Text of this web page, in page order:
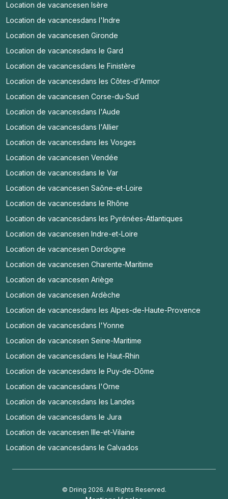
Location de vacancesen Isère
Location de vacancesdans l'Indre
Location de vacancesen Gironde
Location de vacancesdans le Gard
Location de vacancesdans le Finistère
Location de vacancesdans les Côtes-d'Armor
Location de vacancesen Corse-du-Sud
Location de vacancesdans l'Aude
Location de vacancesdans l'Allier
Location de vacancesdans les Vosges
Location de vacancesen Vendée
Location de vacancesdans le Var
Location de vacancesen Saône-et-Loire
Location de vacancesdans le Rhône
Location de vacancesdans les Pyrénées-Atlantiques
Location de vacancesen Indre-et-Loire
Location de vacancesen Dordogne
Location de vacancesen Charente-Maritime
Location de vacancesen Ariège
Location de vacancesen Ardèche
Location de vacancesdans les Alpes-de-Haute-Provence
Location de vacancesdans l'Yonne
Location de vacancesen Seine-Maritime
Location de vacancesdans le Haut-Rhin
Location de vacancesdans le Puy-de-Dôme
Location de vacancesdans l'Orne
Location de vacancesdans les Landes
Location de vacancesdans le Jura
Location de vacancesen Ille-et-Vilaine
Location de vacancesdans le Calvados
© Driing 2026. All Rights Reserved.